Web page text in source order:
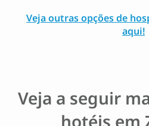
Veja outras opções de
aqui!
Veja a seguir
hotéis em